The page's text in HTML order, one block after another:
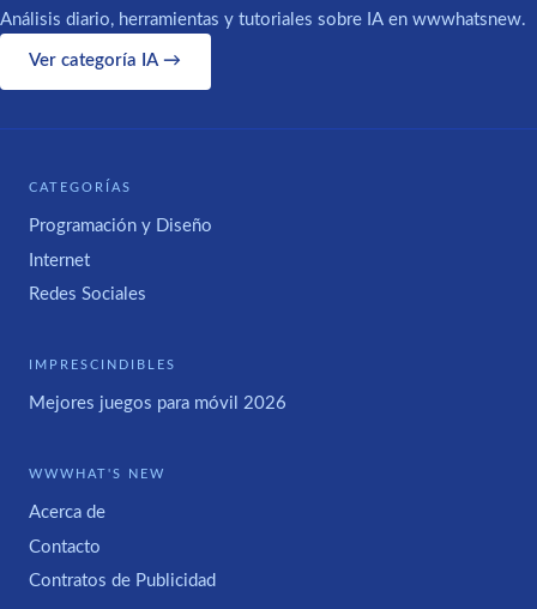
Análisis diario, herramientas y tutoriales sobre IA en wwwhatsnew.
Ver categoría IA →
CATEGORÍAS
Programación y Diseño
Internet
Redes Sociales
IMPRESCINDIBLES
Mejores juegos para móvil 2026
WWWHAT'S NEW
Acerca de
Contacto
Contratos de Publicidad